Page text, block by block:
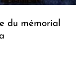
du mémorial